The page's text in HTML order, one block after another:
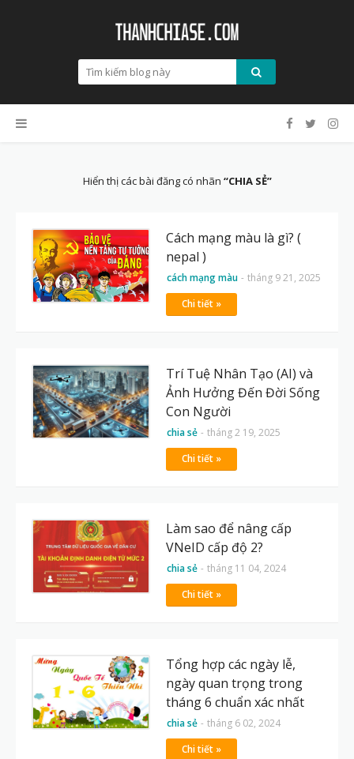
Hiển thị các bài đăng có nhãn CHIA SẺ
Cách mạng màu là gì? (
nepal )
cách mạng màu - tháng 9 21, 2025
Chi tiết »
Trí Tuệ Nhân Tạo (AI) và
Ảnh Hưởng Đến Đời Sống
Con Người
chia sẻ - tháng 2 19, 2025
Chi tiết »
Làm sao để nâng cấp
VNeID cấp độ 2?
chia sẻ - tháng 11 04, 2024
Chi tiết »
Tổng hợp các ngày lễ,
ngày quan trọng trong
tháng 6 chuẩn xác nhất
chia sẻ - tháng 6 02, 2024
Chi tiết »